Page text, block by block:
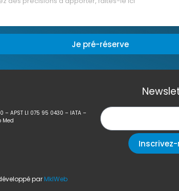
Je pré-réserve
– APST LI 075 95 0430 – IATA –
Med
par MklWeb